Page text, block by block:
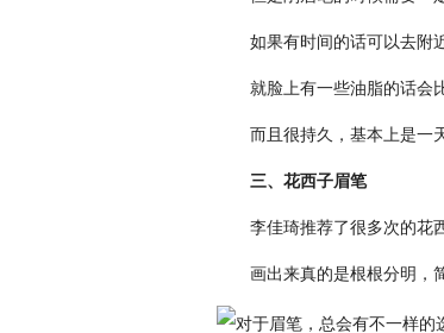
如果有时间的话可以去附
就脸上有一些油脂的话会
而且很持久，基本上是一
三、花西子眉笔
李佳琦推荐了很多次的花
画出来真的是根根分明，